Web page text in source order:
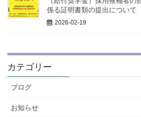
係る証明書類の提出について
2026-02-19
カテゴリー
ブログ
お知らせ